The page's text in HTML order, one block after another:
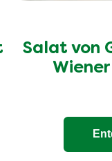
Salat von